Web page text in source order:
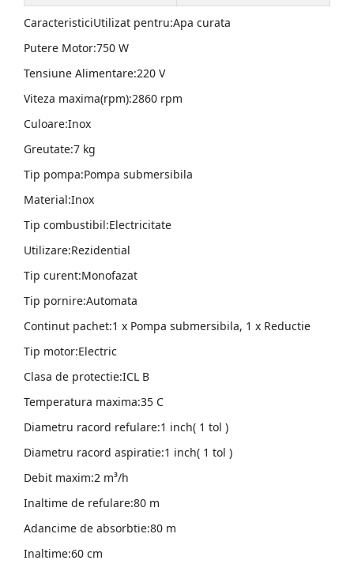
CaracteristiciUtilizat pentru:Apa curata
Putere Motor:750 W
Tensiune Alimentare:220 V
Viteza maxima(rpm):2860 rpm
Culoare:Inox
Greutate:7 kg
Tip pompa:Pompa submersibila
Material:Inox
Tip combustibil:Electricitate
Utilizare:Rezidential
Tip curent:Monofazat
Tip pornire:Automata
Continut pachet:1 x Pompa submersibila, 1 x Reductie
Tip motor:Electric
Clasa de protectie:ICL B
Temperatura maxima:35 C
Diametru racord refulare:1 inch( 1 tol )
Diametru racord aspiratie:1 inch( 1 tol )
Debit maxim:2 m³/h
Inaltime de refulare:80 m
Adancime de absorbtie:80 m
Inaltime:60 cm